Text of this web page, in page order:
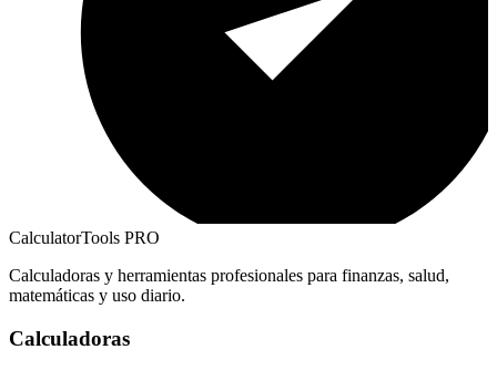
CalculatorTools PRO
Calculadoras y herramientas profesionales para finanzas, salud,
matemáticas y uso diario.
Calculadoras